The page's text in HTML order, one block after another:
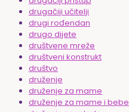
drugačiji učitelji
drugi rođendan
drugo dijete
društvene mreže
društveni konstrukt
društvo
druženje
druženje za mame
druženje za mame i bebe